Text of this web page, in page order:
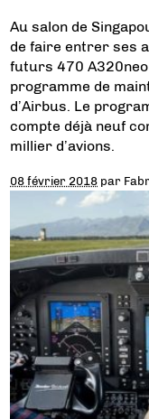
Au salon de
de faire entrer ses
futurs 470
programme de
d’Airbus. Le
compte déjà neuf
millier d’avions.
08 février 2018 par